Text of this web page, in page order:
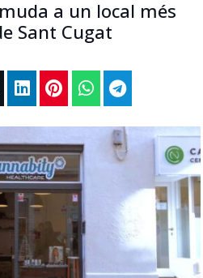
a un local més
Sant Cugat